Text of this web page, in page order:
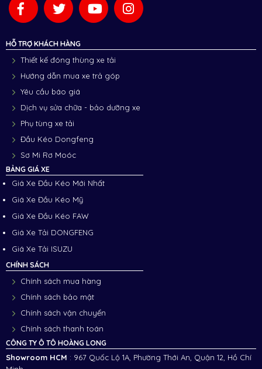
HỖ TRỢ KHÁCH HÀNG
Thiết kế đóng thùng xe tải
Hướng dẫn mua xe trả góp
Yêu cầu báo giá
Dịch vụ sửa chữa - bảo dưỡng xe
Phụ tùng xe tải
Đầu Kéo Dongfeng
Sơ Mi Rơ Moóc
BẢNG GIÁ XE
Giá Xe Đầu Kéo Mới Nhất
Giá Xe Đầu Kéo Mỹ
Giá Xe Đầu Kéo FAW
Giá Xe Tải DONGFENG
Giá Xe Tải ISUZU
CHÍNH SÁCH
Chính sách mua hàng
Chính sách bảo mật
Chính sách vận chuyển
Chính sách thanh toán
CÔNG TY Ô TÔ HOÀNG LONG
Showroom HCM : 967 Quốc Lộ 1A, Phường Thới An, Quận 12, Hồ Chí